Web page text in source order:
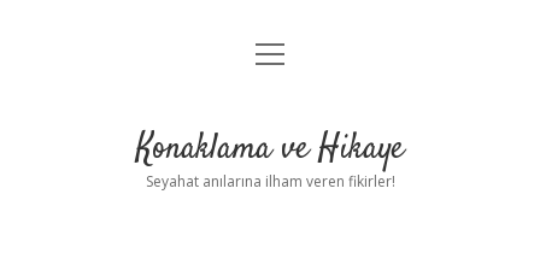
Anasayfa
Yasal Uyarı
menüyü
Konaklama ve Hikaye
Seyahat anılarına ilham veren fikirler!